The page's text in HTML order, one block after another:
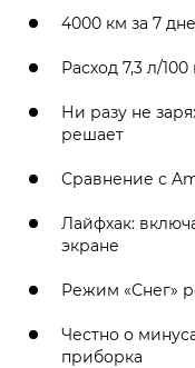
4000 км за 7
Расход 7,3 л/
Ни разу не
решает
Сравнение с
Лайфхак:
экране
Режим «Снег»
Честно о
приборка